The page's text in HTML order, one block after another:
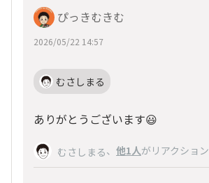
ぴっきむきむ
2026/05/22 14:57
むさしまる
ありがとうございます😃
むさしまる、 他1人がリアクション